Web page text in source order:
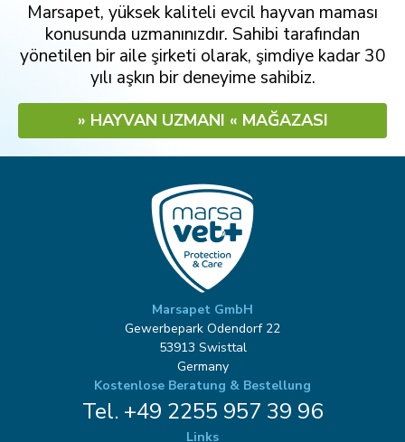
Marsapet, yüksek kaliteli evcil hayvan maması
konusunda uzmanınızdır. Sahibi tarafından
yönetilen bir aile şirketi olarak, şimdiye kadar 30
yılı aşkın bir deneyime sahibiz.
» HAYVAN UZMANI « MAĞAZASI
Marsapet GmbH
Gewerbepark Odendorf 22
53913 Swisttal
Germany
Kostenlose Beratung & Bestellung
Tel. +49 2255 957 39 96
Links